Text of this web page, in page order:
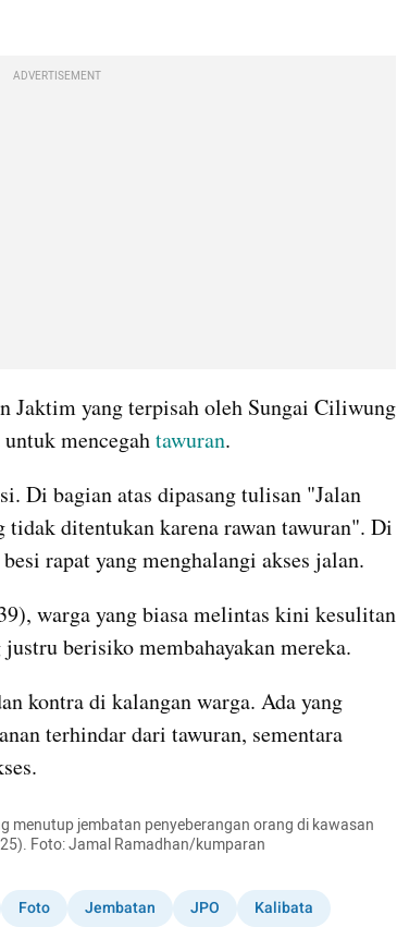
ADVERTISEMENT
Jaktim yang terpisah oleh Sungai Ciliwung
mencegah tawuran.
Di bagian atas dipasang tulisan "Jalan
tidak ditentukan karena rawan tawuran". Di
rapat yang menghalangi akses jalan.
warga yang biasa melintas kini kesulitan
berisiko membahayakan mereka.
kontra di kalangan warga. Ada yang
terhindar dari tawuran, sementara
menutup jembatan penyeberangan orang di kawasan
Foto: Jamal Ramadhan/kumparan
Foto Jembatan JPO Kalibata